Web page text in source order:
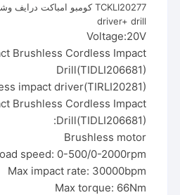
driver+ drill
Voltage:20V
Brushless Cordless Impact
Drill(TIDLI206681)
impact driver(TIRLI20281)
Brushless Cordless Impact
Drill(TIDLI206681):
Brushless motor
speed: 0-500/0-2000rpm
Max impact rate: 30000bpm
Max torque: 66Nm